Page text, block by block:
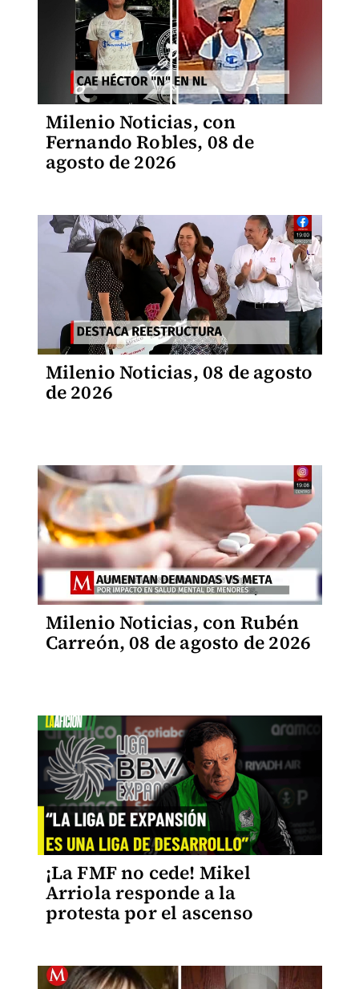
Milenio Noticias, con
Fernando Robles, 08 de
agosto de 2026
Milenio Noticias, 08 de agosto
de 2026
Milenio Noticias, con Rubén
Carreón, 08 de agosto de 2026
¡La FMF no cede! Mikel
Arriola responde a la
protesta por el ascenso